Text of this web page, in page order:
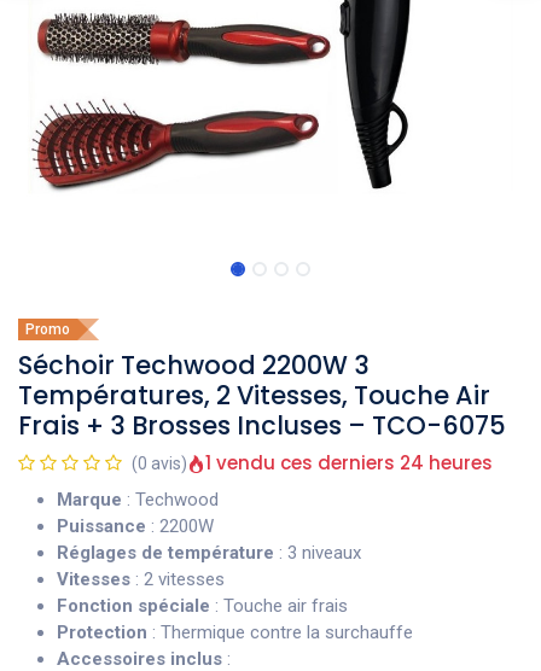
Promo
Séchoir Techwood 2200W 3
Températures, 2 Vitesses, Touche Air
Frais + 3 Brosses Incluses – TCO-6075
(0 avis) 1 vendu ces derniers 24 heures
Marque : Techwood
Puissance : 2200W
Réglages de température : 3 niveaux
Vitesses : 2 vitesses
Fonction spéciale : Touche air frais
Protection : Thermique contre la surchauffe
Accessoires inclus :